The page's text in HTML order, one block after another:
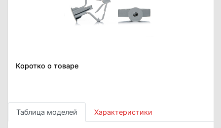
Коротко о товаре
Таблица моделей Характеристики